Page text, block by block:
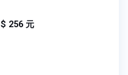
$ 256 元